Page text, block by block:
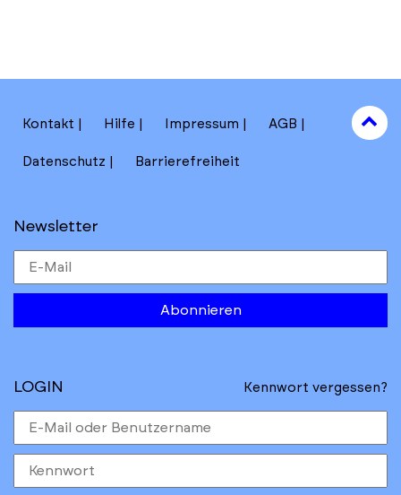
Kontakt
Hilfe Impressum AGB
Datenschutz Barrierefreiheit
Newsletter
Abonnieren
to
top
LOGIN Kennwort vergessen?